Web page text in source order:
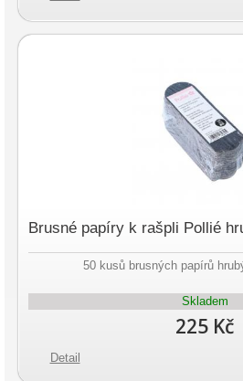
Brusné papíry k rašpli Pollié
50 kusů brusných papírů
Skladem
225 Kč
Detail